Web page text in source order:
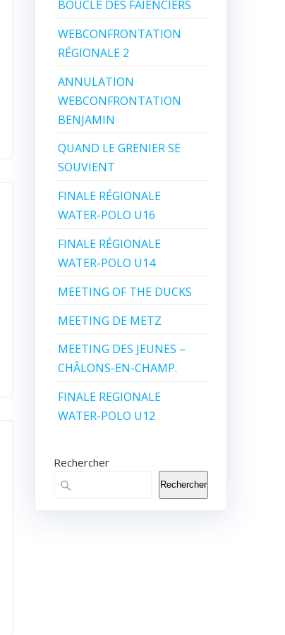
BOUCLE DES FAIENCIERS
WEBCONFRONTATION
RÉGIONALE 2
ANNULATION
WEBCONFRONTATION
BENJAMIN
QUAND LE GRENIER SE
SOUVIENT
FINALE RÉGIONALE
WATER-POLO U16
FINALE RÉGIONALE
WATER-POLO U14
MEETING OF THE DUCKS
MEETING DE METZ
MEETING DES JEUNES –
CHÂLONS-EN-CHAMP.
FINALE REGIONALE
WATER-POLO U12
Rechercher
Rechercher